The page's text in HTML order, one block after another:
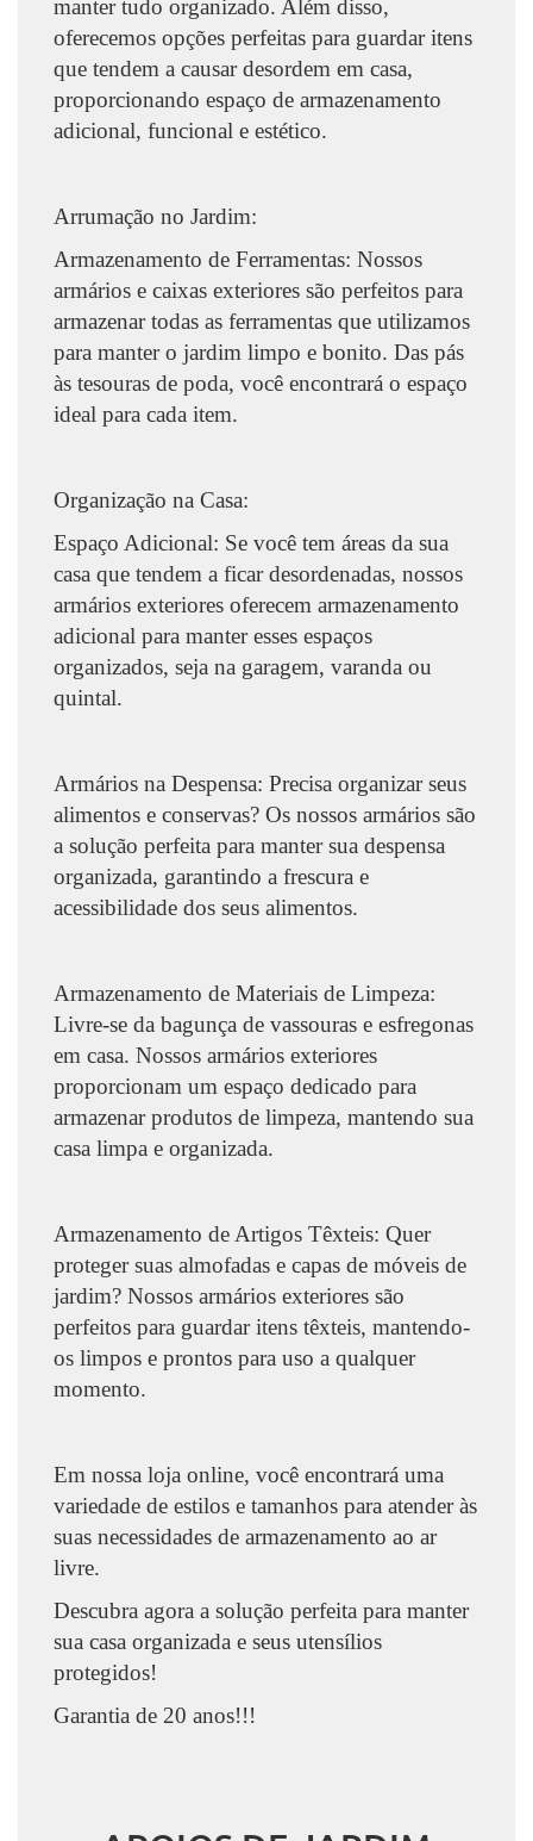
manter tudo organizado. Além disso,
oferecemos opções perfeitas para guardar itens
que tendem a causar desordem em casa,
proporcionando espaço de armazenamento
adicional, funcional e estético.
Arrumação no Jardim:
Armazenamento de Ferramentas: Nossos
armários e caixas exteriores são perfeitos para
armazenar todas as ferramentas que utilizamos
para manter o jardim limpo e bonito. Das pás
às tesouras de poda, você encontrará o espaço
ideal para cada item.
Organização na Casa:
Espaço Adicional: Se você tem áreas da sua
casa que tendem a ficar desordenadas, nossos
armários exteriores oferecem armazenamento
adicional para manter esses espaços
organizados, seja na garagem, varanda ou
quintal.
Armários na Despensa: Precisa organizar seus
alimentos e conservas? Os nossos armários são
a solução perfeita para manter sua despensa
organizada, garantindo a frescura e
acessibilidade dos seus alimentos.
Armazenamento de Materiais de Limpeza:
Livre-se da bagunça de vassouras e esfregonas
em casa. Nossos armários exteriores
proporcionam um espaço dedicado para
armazenar produtos de limpeza, mantendo sua
casa limpa e organizada.
Armazenamento de Artigos Têxteis: Quer
proteger suas almofadas e capas de móveis de
jardim? Nossos armários exteriores são
perfeitos para guardar itens têxteis, mantendo-
os limpos e prontos para uso a qualquer
momento.
Em nossa loja online, você encontrará uma
variedade de estilos e tamanhos para atender às
suas necessidades de armazenamento ao ar
livre.
Descubra agora a solução perfeita para manter
sua casa organizada e seus utensílios
protegidos!
Garantia de 20 anos!!!